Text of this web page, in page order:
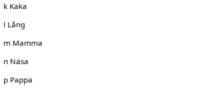
k Kaka
l Lång
m Mamma
n Näsa
p Pappa